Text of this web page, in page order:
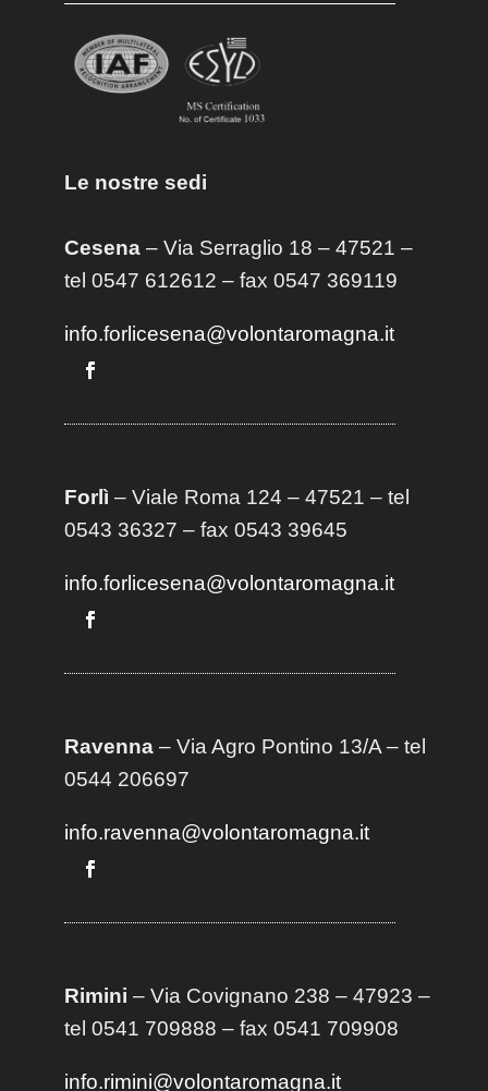
Le nostre sedi
Cesena– Via Serraglio 18 – 47521 –
tel 0547 612612 – fax 0547 369119
info.forlicesena@volontaromagna.it
Forlì – Viale Roma 124 – 47521 – tel
0543 36327 – fax 0543 39645
info.forlicesena@volontaromagna.it
Ravenna– Via Agro Pontino 13/A– tel
0544 206697
info.ravenna@volontaromagna.it
Rimini – Via Covignano 238 – 47923 –
tel 0541 709888 – fax 0541 709908
info.rimini@volontaromagna.it